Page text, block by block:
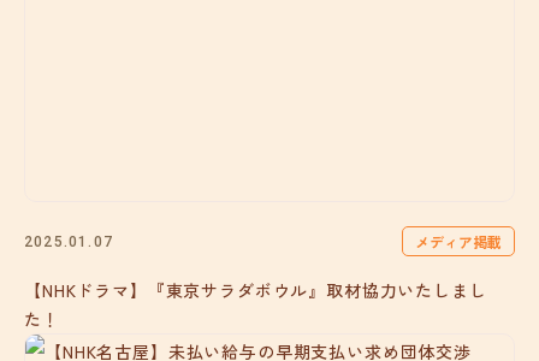
2025.01.07 メディア掲載
【NHKドラマ】『東京サラダボウル』取材協力いたしまし
た！